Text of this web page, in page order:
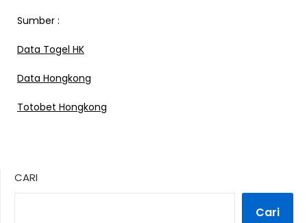
Sumber :
Data Togel HK
Data Hongkong
Totobet Hongkong
CARI
Cari